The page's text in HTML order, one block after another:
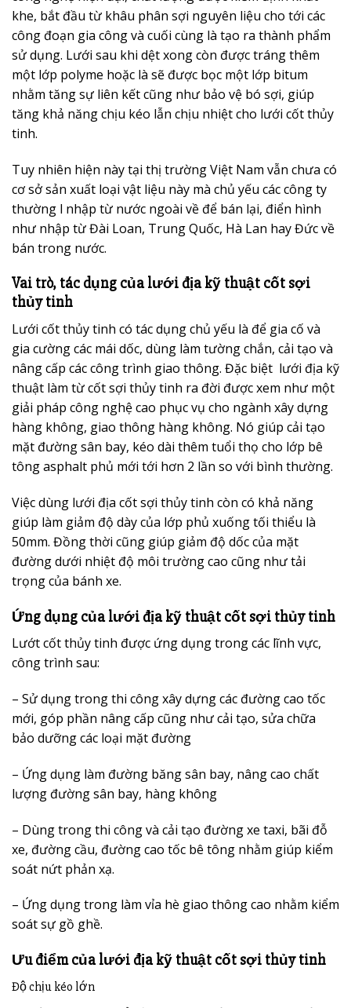
khe, bắt đầu từ khâu phân sợi nguyên liệu cho tới các
công đoạn gia công và cuối cùng là tạo ra thành phẩm
sử dụng. Lưới sau khi dệt xong còn được tráng thêm
một lớp polyme hoặc là sẽ được bọc một lớp bitum
nhằm tăng sự liên kết cũng như bảo vệ bó sợi, giúp
tăng khả năng chịu kéo lẫn chịu nhiệt cho lưới cốt thủy
tinh.
Tuy nhiên hiện này tại thị trường Việt Nam vẫn chưa có
cơ sở sản xuất loại vật liệu này mà chủ yếu các công ty
thường l nhập từ nước ngoài về để bán lại, điển hình
như nhập từ Đài Loan, Trung Quốc, Hà Lan hay Đức về
bán trong nước.
Vai trò, tác dụng của lưới địa kỹ thuật cốt sợi
thủy tinh
Lưới cốt thủy tinh có tác dụng chủ yếu là để gia cố và
gia cường các mái dốc, dùng làm tường chắn, cải tạo và
nâng cấp các công trình giao thông. Đặc biệt lưới địa kỹ
thuật làm từ cốt sợi thủy tinh ra đời được xem như một
giải pháp công nghệ cao phục vụ cho ngành xây dựng
hàng không, giao thông hàng không. Nó giúp cải tạo
mặt đường sân bay, kéo dài thêm tuổi thọ cho lớp bê
tông asphalt phủ mới tới hơn 2 lần so với bình thường.
Việc dùng lưới địa cốt sợi thủy tinh còn có khả năng
giúp làm giảm độ dày của lớp phủ xuống tối thiểu là
50mm. Đồng thời cũng giúp giảm độ dốc của mặt
đường dưới nhiệt độ môi trường cao cũng như tải
trọng của bánh xe.
Ứng dụng của lưới địa kỹ thuật cốt sợi thủy tinh
Lướt cốt thủy tinh được ứng dụng trong các lĩnh vực,
công trình sau:
– Sử dụng trong thi công xây dựng các đường cao tốc
mới, góp phần nâng cấp cũng như cải tạo, sửa chữa
bảo dưỡng các loại mặt đường
– Ứng dụng làm đường băng sân bay, nâng cao chất
lượng đường sân bay, hàng không
– Dùng trong thi công và cải tạo đường xe taxi, bãi đỗ
xe, đường cầu, đường cao tốc bê tông nhằm giúp kiểm
soát nứt phản xạ.
– Ứng dụng trong làm vỉa hè giao thông cao nhằm kiểm
soát sự gồ ghề.
Ưu điểm của lưới địa kỹ thuật cốt sợi thủy tinh
Độ chịu kéo lớn